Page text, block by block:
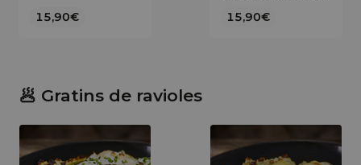
multifeuilles ou
15,90€
à la tomate. Salade
15,90€
🥟 Gratins de ravioles